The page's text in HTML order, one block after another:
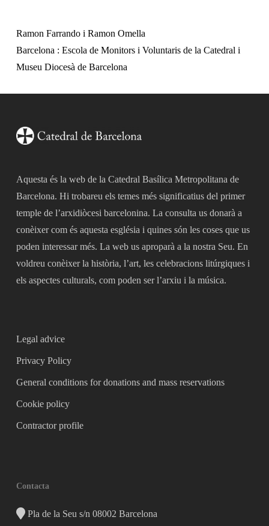
Ramon Farrando i Ramon Omella
Barcelona : Escola de Monitors i Voluntaris de la Catedral i
Museu Diocesà de Barcelona
Aquesta és la web de la Catedral Basílica Metropolitana de
Barcelona. Hi trobareu els temes més significatius del primer
temple de l’arxidiòcesi barcelonina. La consulta us donarà a
conèixer com és aquesta església i quines són les coses que us
poden interessar més. La web us aproparà a la nostra Seu. En
voldreu conèixer la història, l’art, les celebracions litúrgiques i
els aspectes culturals, com poden ser l’arxiu i la música.
Legal advice
Privacy Policy
General conditions for donations and mass reservations
Cookie policy
Contractor profile
Contacta
Pla de la Seu s/n 08002 Barcelona